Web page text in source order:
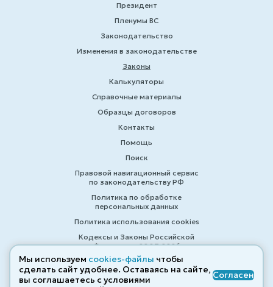
Президент
Пленумы ВС
Законодательство
Изменения в законодательстве
Законы
Калькуляторы
Справочные материалы
Образцы договоров
Контакты
Помощь
Поиск
Правовой навигационный сервис
по законодательству РФ
Политика по обработке
персональных данных
Политика использования cookies
Кодексы и Законы Российской
Федерации 2007-2026
© ZAKONRF.INFO
Мы используем cookies-файлы чтобы
сделать сайт удобнее. Оставаясь на сайте,
вы соглашаетесь с условиями
Согласен